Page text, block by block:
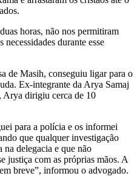
horas, não nos permitiram
necessidades durante esse
de Masih, conseguiu ligar para o
Ex-integrante da Arya Samaj
Arya dirigiu cerca de 10
para a polícia e os informei
que qualquer investigação
na delegacia e que não
justiça com as próprias mãos. A
breve”, informou o advogado.